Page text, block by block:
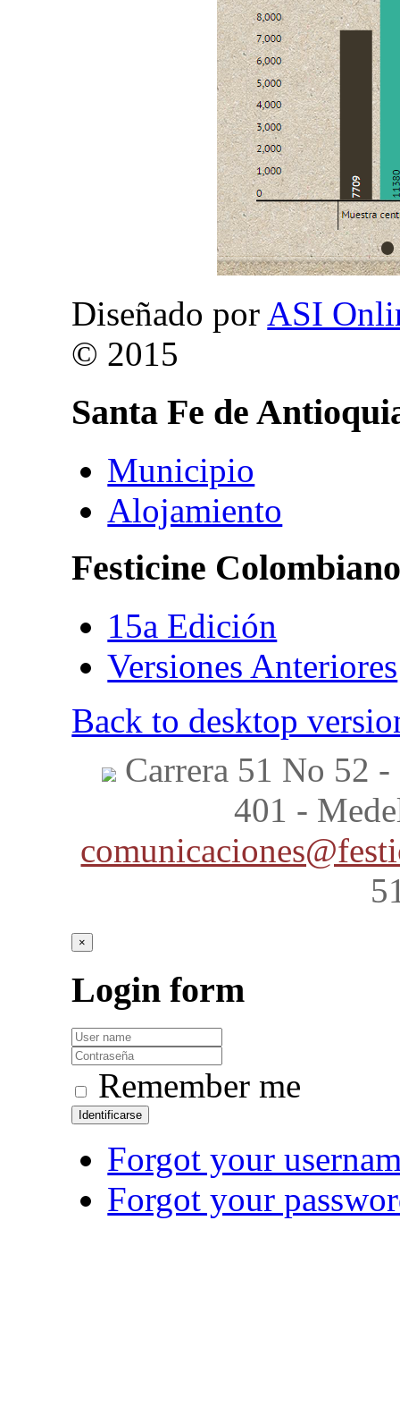
Diseñado por ASI
© 2015
Santa Fe de
Municipio
Alojamiento
Festicine
15a Edición
Versiones Anteriores
Back to desktop
Carrera 51 No 52 -
401 -
×
Login form
Remember me
Identificarse
Forgot your
Forgot your